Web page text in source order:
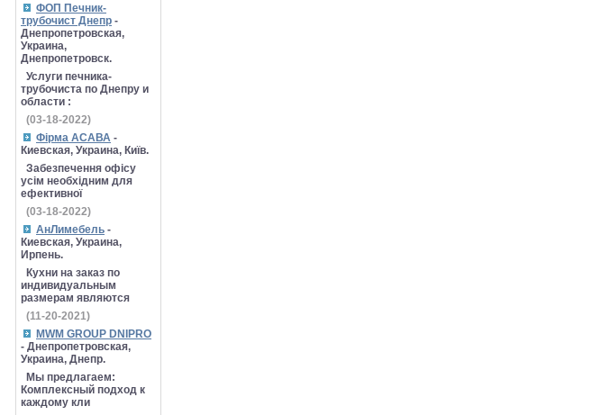
ФОП Печник-
трубочист Днепр -
Днепропетровская,
Украина,
Днепропетровск.
Услуги печника-
трубочиста по Днепру и
области :
(03-18-2022)
Фірма АСАВА -
Киевская, Украина, Київ.
Забезпечення офісу
усім необхідним для
ефективної
(03-18-2022)
АнЛимебель -
Киевская, Украина,
Ирпень.
Кухни на заказ по
индивидуальным
размерам являются
(11-20-2021)
MWM GROUP DNIPRO
- Днепропетровская,
Украина, Днепр.
Мы предлагаем:
Комплексный подход к
каждому кли